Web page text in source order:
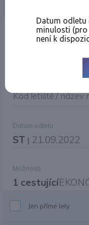
Místo odletu
Kód letiště / název
Datum odletu
ST | 21.09.2022
Možnosti
1 cestující
Jen přímé lety
Datum odletu
minulosti (pro
není k